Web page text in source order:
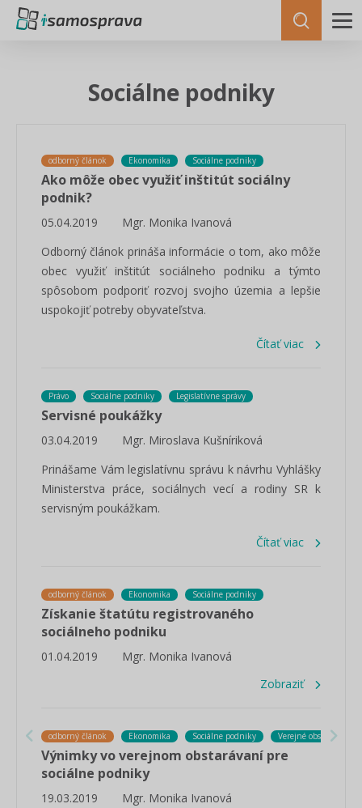
Sociálne podniky
odborný článok Ekonomika Sociálne podniky
Ako môže obec využiť inštitút sociálny
podnik?
05.04.2019
Mgr. Monika Ivanová
Odborný článok prináša informácie o tom, ako môže
obec využiť inštitút sociálneho podniku a týmto
spôsobom podporiť rozvoj svojho územia a lepšie
uspokojiť potreby obyvateľstva.
Čítať viac
Právo Sociálne podniky Legislatívne správy
Servisné poukážky
03.04.2019
Mgr. Miroslava Kušníriková
Prinášame Vám legislatívnu správu k návrhu Vyhlášky
Ministerstva práce, sociálnych vecí a rodiny SR k
servisným poukážkam.
Čítať viac
odborný článok Ekonomika Sociálne podniky
Získanie štatútu registrovaného
sociálneho podniku
01.04.2019
Mgr. Monika Ivanová
Zobraziť
odborný článok Ekonomika Sociálne podniky Verejné obstarávanie
Výnimky vo verejnom obstarávaní pre
sociálne podniky
19.03.2019
Mgr. Monika Ivanová